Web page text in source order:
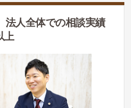
法人全体での相談実績
上